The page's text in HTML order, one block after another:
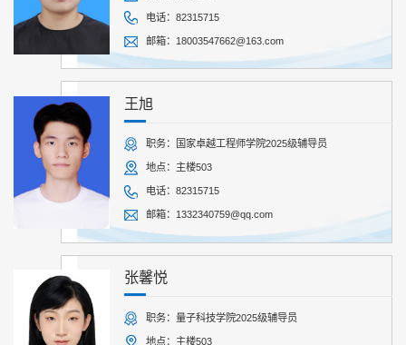
电话：82315715
邮箱：18003547662@163.com
王旭
职务：国家卓越工程师学院2025级辅导员
地点：主楼503
电话：82315715
邮箱：1332340759@qq.com
张馨悦
职务：量子科技学院2025级辅导员
地点：主楼503